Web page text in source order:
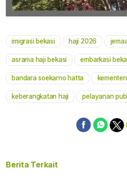
imigrasi bekasi haji 2026
asrama haji bekasi embarkasi
bandara soekarno hatta
keberangkatan haji pelayanan
Berita Terkait